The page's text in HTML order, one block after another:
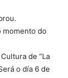
momento do
de “La
o día 6 de